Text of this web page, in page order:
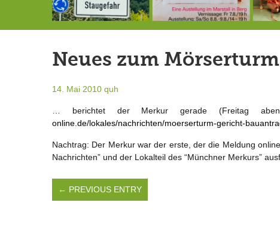
Neues zum Mörserturm
14. Mai 2010 quh
… berichtet der Merkur gerade (Freitag
online.de/lokales/nachrichten/moerserturm-gericht-
Nachtrag: Der Merkur war der erste, der die Meldung
Nachrichten” und der Lokalteil des “Münchner Merkurs”
← PREVIOUS ENTRY